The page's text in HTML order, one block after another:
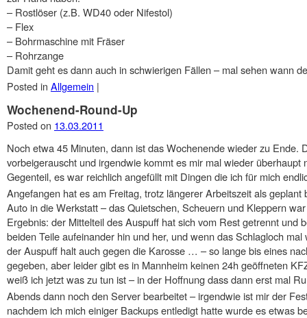
– Rostlöser (z.B. WD40 oder Nifestol)
– Flex
– Bohrmaschine mit Fräser
– Rohrzange
Damit geht es dann auch in schwierigen Fällen – mal sehen wann
Posted in Allgemein |
Wochenend-Round-Up
Posted on 13.03.2011
Noch etwa 45 Minuten, dann ist das Wochenende wieder zu Ende.
vorbeigerauscht und irgendwie kommt es mir mal wieder überhaupt
Gegenteil, es war reichlich angefüllt mit Dingen die ich für mich
Angefangen hat es am Freitag, trotz längerer Arbeitszeit als
Auto in die Werkstatt – das Quietschen, Scheuern und Kleppern
Ergebnis: der Mittelteil des Auspuff hat sich vom Rest getrennt und
beiden Teile aufeinander hin und her, und wenn das Schlagloch
der Auspuff halt auch gegen die Karosse … – so lange bis eines
gegeben, aber leider gibt es in Mannheim keinen 24h geöffneten
weiß ich jetzt was zu tun ist – in der Hoffnung dass dann erst mal
Abends dann noch den Server bearbeitet – irgendwie ist mir der
nachdem ich mich einiger Backups entledigt hatte wurde es etwas